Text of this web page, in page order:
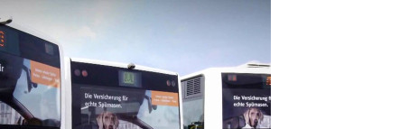
Inhalt
springen